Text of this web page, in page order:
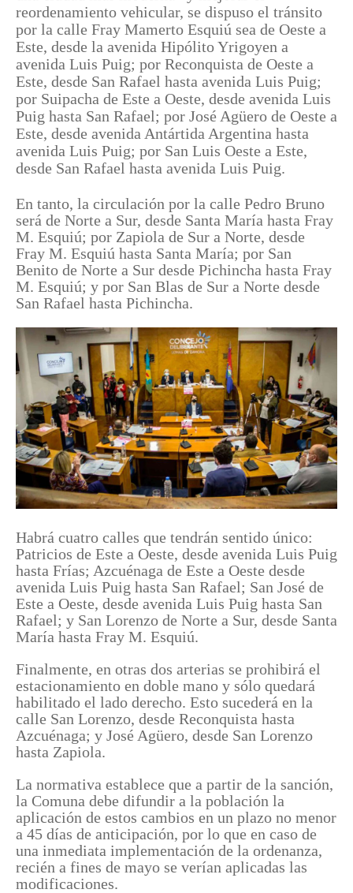
reordenamiento vehicular, se dispuso el tránsito
por la calle Fray Mamerto Esquiú sea de Oeste a
Este, desde la avenida Hipólito Yrigoyen a
avenida Luis Puig; por Reconquista de Oeste a
Este, desde San Rafael hasta avenida Luis Puig;
por Suipacha de Este a Oeste, desde avenida Luis
Puig hasta San Rafael; por José Agüero de Oeste a
Este, desde avenida Antártida Argentina hasta
avenida Luis Puig; por San Luis Oeste a Este,
desde San Rafael hasta avenida Luis Puig.
En tanto, la circulación por la calle Pedro Bruno
será de Norte a Sur, desde Santa María hasta Fray
M. Esquiú; por Zapiola de Sur a Norte, desde
Fray M. Esquiú hasta Santa María; por San
Benito de Norte a Sur desde Pichincha hasta Fray
M. Esquiú; y por San Blas de Sur a Norte desde
San Rafael hasta Pichincha.
Habrá cuatro calles que tendrán sentido único:
Patricios de Este a Oeste, desde avenida Luis Puig
hasta Frías; Azcuénaga de Este a Oeste desde
avenida Luis Puig hasta San Rafael; San José de
Este a Oeste, desde avenida Luis Puig hasta San
Rafael; y San Lorenzo de Norte a Sur, desde Santa
María hasta Fray M. Esquiú.
Finalmente, en otras dos arterias se prohibirá el
estacionamiento en doble mano y sólo quedará
habilitado el lado derecho. Esto sucederá en la
calle San Lorenzo, desde Reconquista hasta
Azcuénaga; y José Agüero, desde San Lorenzo
hasta Zapiola.
La normativa establece que a partir de la sanción,
la Comuna debe difundir a la población la
aplicación de estos cambios en un plazo no menor
a 45 días de anticipación, por lo que en caso de
una inmediata implementación de la ordenanza,
recién a fines de mayo se verían aplicadas las
modificaciones.